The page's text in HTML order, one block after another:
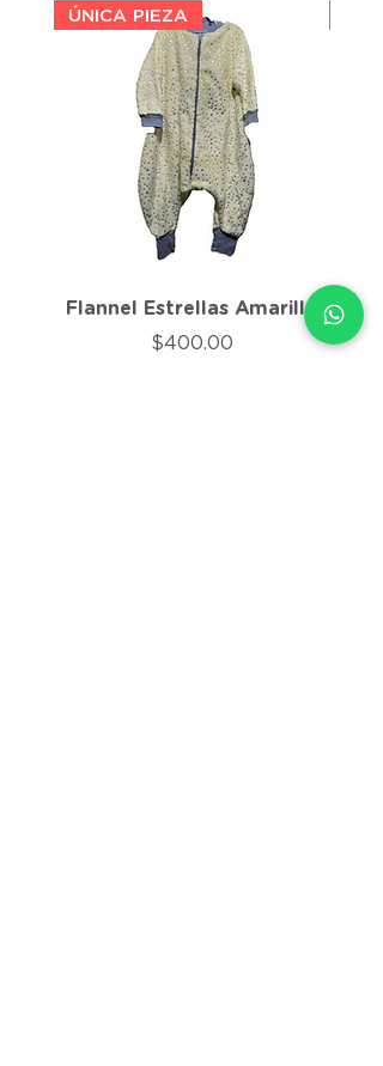
ÚNICA PIEZA
Flannel Estrellas Amarillo
Precio
$400.00